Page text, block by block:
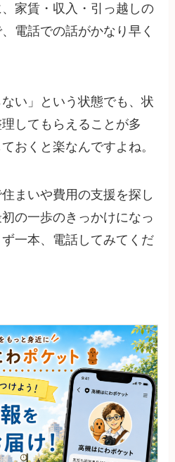
家賃・収入・引っ越しの
電話での話がかなり早く
ない」という状態でも、状
してもらえることが多
おくと楽なんですよね。
まいや費用の支援を探し
の一歩のきっかけになっ
一本、電話してみてくだ